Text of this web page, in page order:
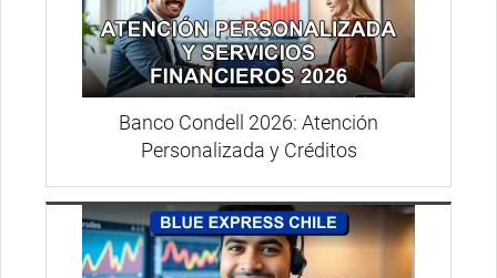
Banco Condell 2026: Atención
Personalizada y Créditos